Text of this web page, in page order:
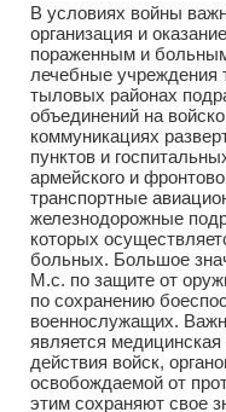
В условиях войны
организация и
пораженным и
лечебные учреждения
тыловых районах
объединений на
коммуникациях
пунктов и
армейского и
транспортные
железнодорожные
которых
больных. Большое
М.с. по защите от
по сохранению
военнослужащих.
является
действия войск,
освобождаемой от
этим сохраняют свое